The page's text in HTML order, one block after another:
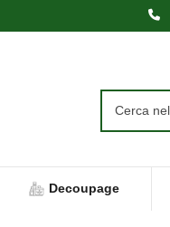
Decoupage